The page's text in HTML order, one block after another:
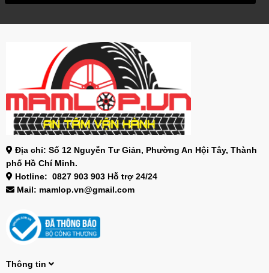
Địa chỉ: Số 12 Nguyễn Tư Giản, Phường An Hội Tây, Thành
phố Hồ Chí Minh.
Hotline: 0827 903 903 Hỗ trợ 24/24
Mail: mamlop.vn@gmail.com
Thông tin